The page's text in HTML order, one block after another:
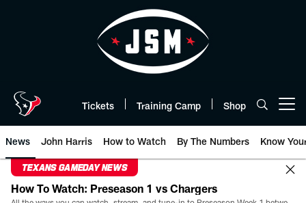
Tickets Training Camp Shop
News John Harris How to Watch By The Numbers Know
TEXANS GAMEDAY NEWS
How To Watch: Preseason 1 vs Chargers